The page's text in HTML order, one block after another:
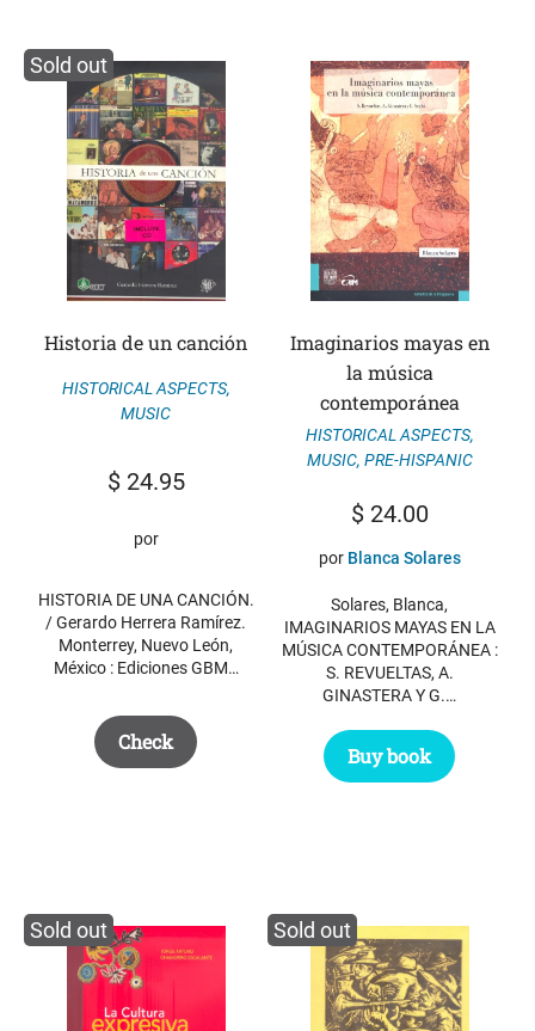
Sold out
Historia de un canción
HISTORICAL ASPECTS,
MUSIC
$24.95
por
HISTORIA DE UNA CANCIÓN.
/ Gerardo Herrera Ramírez.
Monterrey, Nuevo León,
México : Ediciones GBM…
Check
Imaginarios mayas en
la música
contemporánea
HISTORICAL ASPECTS,
MUSIC, PRE-HISPANIC
$24.00
por Blanca Solares
Solares, Blanca,
IMAGINARIOS MAYAS EN LA
MÚSICA CONTEMPORÁNEA :
S. REVUELTAS, A.
GINASTERA Y G.…
Buy book
Sold out Sold out